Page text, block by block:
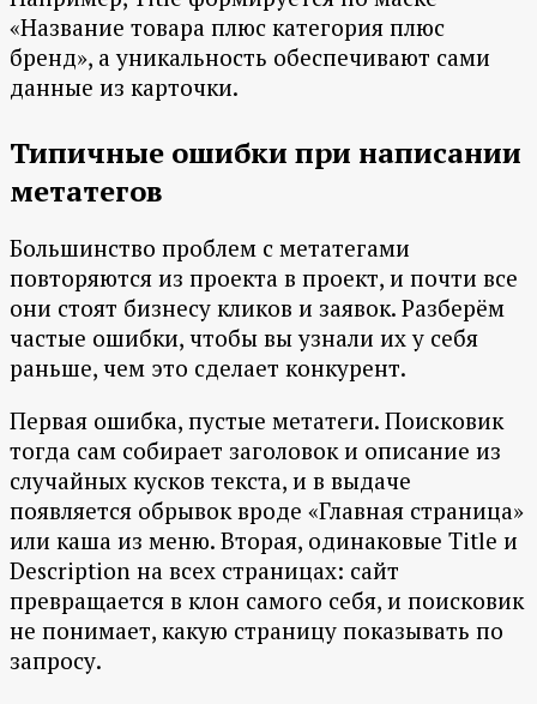
«Название товара плюс категория плюс
бренд», а уникальность обеспечивают сами
данные из карточки.
Типичные ошибки при написании
метатегов
Большинство проблем с метатегами
повторяются из проекта в проект, и почти все
они стоят бизнесу кликов и заявок. Разберём
частые ошибки, чтобы вы узнали их у себя
раньше, чем это сделает конкурент.
Первая ошибка, пустые метатеги. Поисковик
тогда сам собирает заголовок и описание из
случайных кусков текста, и в выдаче
появляется обрывок вроде «Главная страница»
или каша из меню. Вторая, одинаковые Title и
Description на всех страницах: сайт
превращается в клон самого себя, и поисковик
не понимает, какую страницу показывать по
запросу.